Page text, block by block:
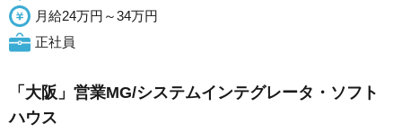
月給24万円～34万円
正社員
「大阪」営業MG/システムインテグレータ・ソフト
ハウス